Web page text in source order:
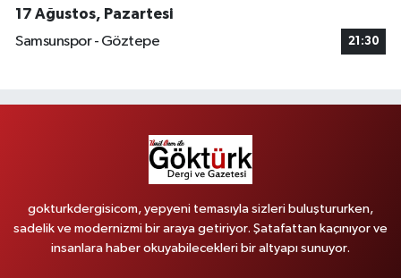
17 Ağustos, Pazartesi
Samsunspor - Göztepe
21:30
gokturkdergisicom, yepyeni temasıyla sizleri buluştururken,
sadelik ve modernizmi bir araya getiriyor. Şatafattan kaçınıyor ve
insanlara haber okuyabilecekleri bir altyapı sunuyor.